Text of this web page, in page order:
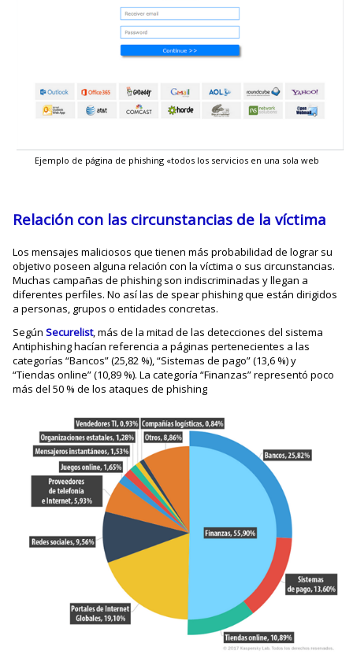
Ejemplo de página de phishing «todos los servicios en una sola web
Relación con las circunstancias de la víctima
Los mensajes maliciosos que tienen más probabilidad de lograr su
objetivo poseen alguna relación con la víctima o sus circunstancias.
Muchas campañas de phishing son indiscriminadas y llegan a
diferentes perfiles. No así las de spear phishing que están dirigidos
a personas, grupos o entidades concretas.
SegúnSecurelist, más de la mitad de las detecciones del sistema
Antiphishing hacían referencia a páginas pertenecientes a las
categorías “Bancos” (25,82 %), “Sistemas de pago” (13,6 %) y
“Tiendas online” (10,89 %). La categoría “Finanzas” representó poco
más del 50 % de los ataques de phishing